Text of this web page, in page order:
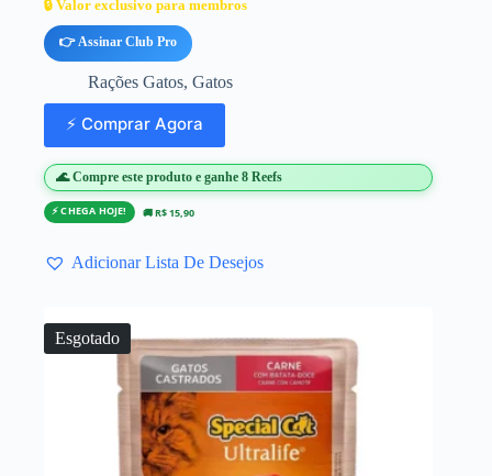
🔒 Valor exclusivo para membros
👉 Assinar Club Pro
Rações Gatos, Gatos
⚡ Comprar Agora
🌊 Compre este produto e ganhe 8 Reefs
⚡ CHEGA HOJE! 🚚 R$ 15,90
Adicionar Lista De Desejos
Esgotado